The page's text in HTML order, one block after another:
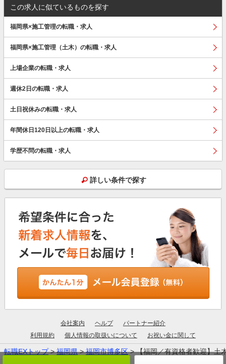
この求人に似ているものを探す
福岡県×施工管理の転職・求人
福岡県×施工管理（土木）の転職・求人
上場企業の転職・求人
週休2日の転職・求人
土日祝休みの転職・求人
年間休日120日以上の転職・求人
学歴不問の転職・求人
詳しい条件で探す
会社案内 ヘルプ
パートナー紹介
利用規約
個人情報の取扱いについて お祝い金に関して
転職EXトップ>福岡県>福岡市博多区> 【福岡／有資格者歓迎】土